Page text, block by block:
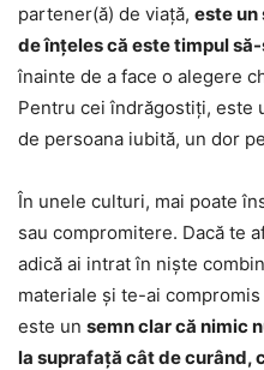
partener(ă) de viață, este un
de înțeles că este timpul
înainte de a face o alegere
Pentru cei îndrăgostiți, este
de persoana iubită, un dor
În unele culturi, mai poate
sau compromitere. Dacă te
adică ai intrat în niște
materiale și te-ai
este un semn clar că nimic
la suprafață cât de curând,